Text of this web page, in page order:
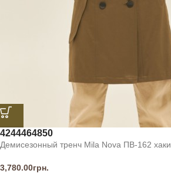
4244464850
Демисезонный тренч Mila Nova ПВ-162 хаки
3,780.00грн.